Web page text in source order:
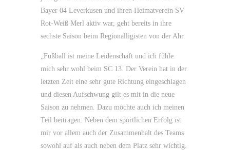
Bayer 04 Leverkusen und ihren Heimatverein SV
Rot-Weiß Merl aktiv war, geht bereits in ihre
sechste Saison beim Regionalligisten von der Ahr.
„Fußball ist meine Leidenschaft und ich fühle
mich sehr wohl beim SC 13. Der Verein hat in der
letzten Zeit eine sehr gute Richtung eingeschlagen
und diesen Aufschwung gilt es mit in die neue
Saison zu nehmen. Dazu möchte auch ich meinen
Teil beitragen. Neben dem sportlichen Erfolg ist
mir vor allem auch der Zusammenhalt des Teams
sowohl auf als auch neben dem Platz sehr wichtig.